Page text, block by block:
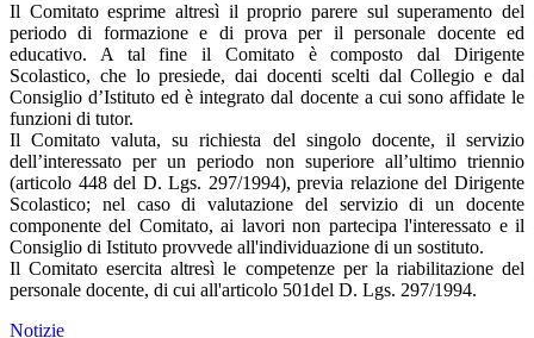
Il Comitato esprime altresì il proprio parere sul superamento del
periodo di formazione e di prova per il personale docente ed
educativo. A tal fine il Comitato è composto dal Dirigente
Scolastico, che lo presiede, dai docenti scelti dal Collegio e dal
Consiglio d’Istituto ed è integrato dal docente a cui sono affidate le
funzioni di tutor.
Il Comitato valuta, su richiesta del singolo docente, il servizio
dell’interessato per un periodo non superiore all’ultimo triennio
(articolo 448 del D. Lgs. 297/1994), previa relazione del Dirigente
Scolastico; nel caso di valutazione del servizio di un docente
componente del Comitato, ai lavori non partecipa l'interessato e il
Consiglio di Istituto provvede all'individuazione di un sostituto.
Il Comitato esercita altresì le competenze per la riabilitazione del
personale docente, di cui all'articolo 501del D. Lgs. 297/1994.
Notizie